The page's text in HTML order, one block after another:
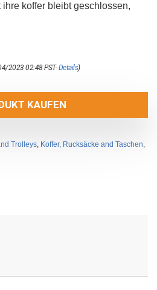
koffer bleibt geschlossen,
2023 02:48 PST-Details)
KAUFEN
Trolleys, Koffer, Rucksäcke and Taschen,